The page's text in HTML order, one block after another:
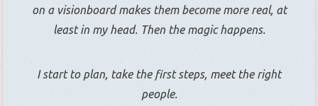
on a visionboard makes them become more real, at
least in my head. Then the magic happens.
I start to plan, take the first steps, meet the right
people.